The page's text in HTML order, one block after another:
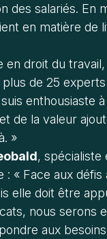
des salariés. En
en matière de
en droit du
de 25
enthousiaste
de la valeur
»
, spécialiste
« Face aux
elle doit être
nous serons
aux